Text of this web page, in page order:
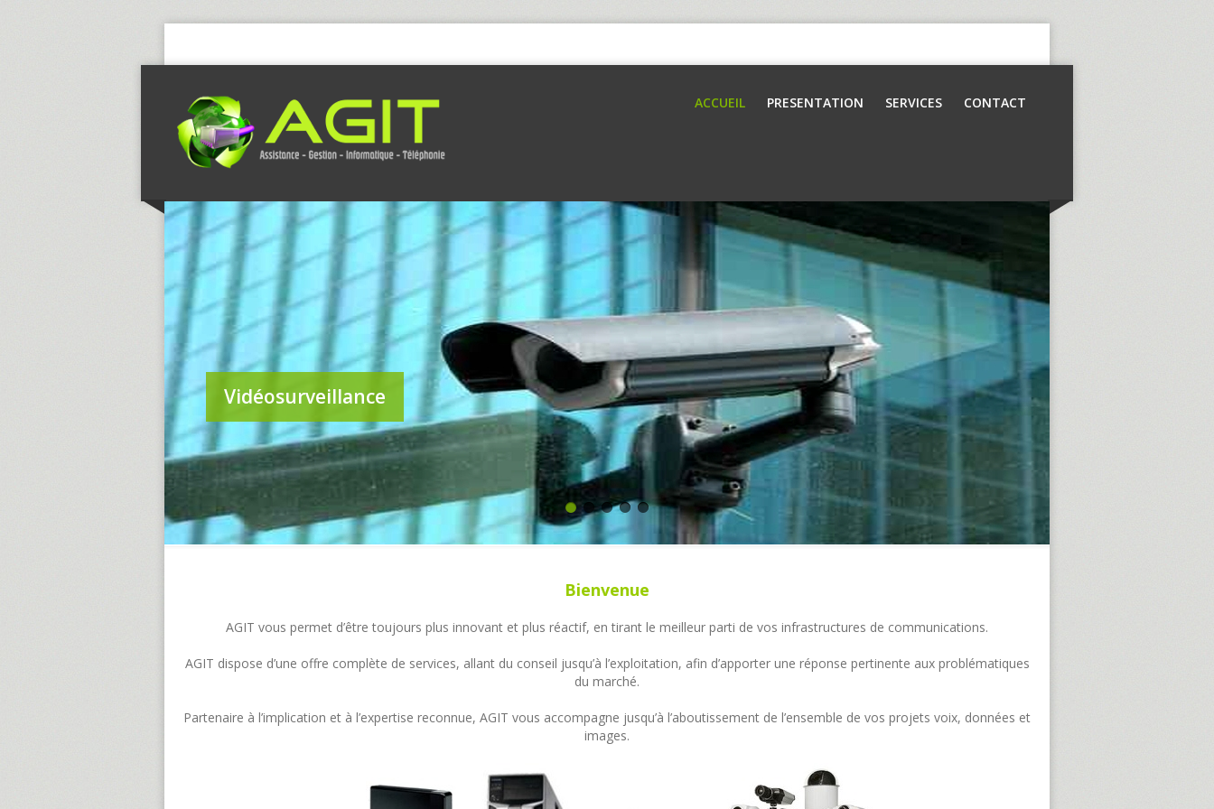
ACCUEIL PRESENTATION SERVICES CONTACT
Vidéosurveillance
Bienvenue
AGIT vous permet d’être toujours plus innovant et plus réactif, en tirant le meilleur parti de vos infrastructures de communications.
AGIT dispose d’une offre complète de services, allant du conseil jusqu’à l’exploitation, afin d’apporter une réponse pertinente aux problématiques
du marché.
Partenaire à l’implication et à l’expertise reconnue, AGIT vous accompagne jusqu’à l’aboutissement de l’ensemble de vos projets voix, données et
images.